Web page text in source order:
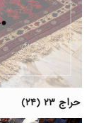
حراج ۲۳ (۲۴)